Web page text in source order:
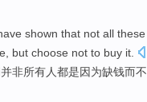
shown that not all these
but choose not to buy it
并非所有人都是因为缺钱而不